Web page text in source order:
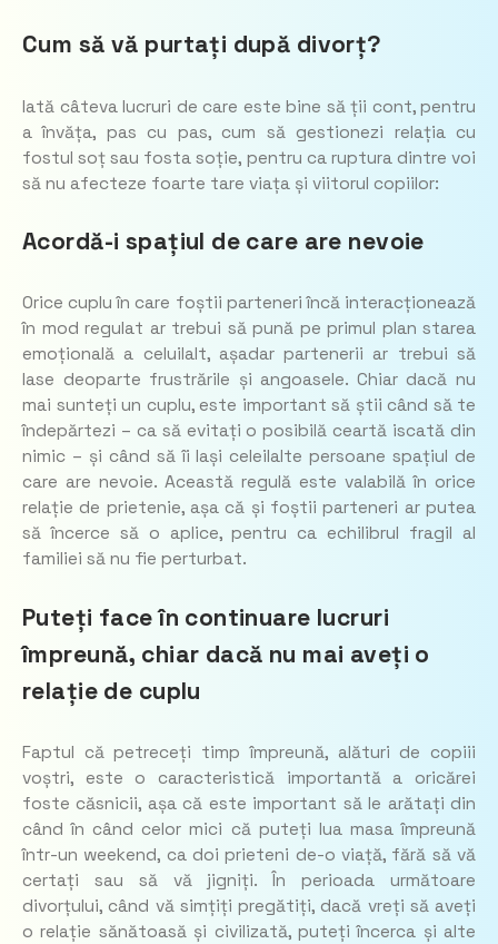
Cum să vă purtați după divorț?
Iată câteva lucruri de care este bine să ții cont, pentru
a învăța, pas cu pas, cum să gestionezi relația cu
fostul soț sau fosta soție, pentru ca ruptura dintre voi
să nu afecteze foarte tare viața și viitorul copiilor:
Acordă-i spațiul de care are nevoie
Orice cuplu în care foștii parteneri încă interacționează
în mod regulat ar trebui să pună pe primul plan starea
emoțională a celuilalt, așadar partenerii ar trebui să
lase deoparte frustrările și angoasele. Chiar dacă nu
mai sunteți un cuplu, este important să știi când să te
îndepărtezi – ca să evitați o posibilă ceartă iscată din
nimic – și când să îi lași celeilalte persoane spațiul de
care are nevoie. Această regulă este valabilă în orice
relație de prietenie, așa că și foștii parteneri ar putea
să încerce să o aplice, pentru ca echilibrul fragil al
familiei să nu fie perturbat.
Puteți face în continuare lucruri
împreună, chiar dacă nu mai aveți o
relație de cuplu
Faptul că petreceți timp împreună, alături de copiii
voștri, este o caracteristică importantă a oricărei
foste căsnicii, așa că este important să le arătați din
când în când celor mici că puteți lua masa împreună
într-un weekend, ca doi prieteni de-o viață, fără să vă
certați sau să vă jigniți. În perioada următoare
divorțului, când vă simțiți pregătiți, dacă vreți să aveți
o relație sănătoasă și civilizată, puteți încerca și alte